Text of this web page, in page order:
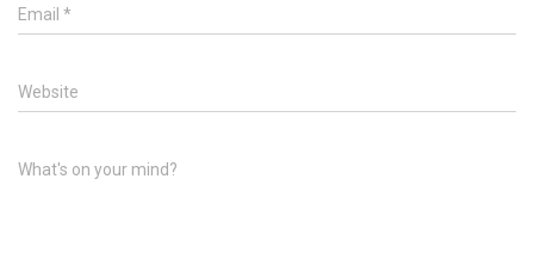
Email *
Website
What's on your mind?